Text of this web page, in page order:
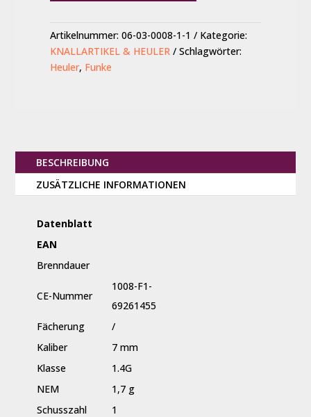
Artikelnummer:06-03-0008-1-1
Kategorie:
KNALLARTIKEL & HEULER
Schlagwörter:
Heuler, Funke
BESCHREIBUNG
ZUSÄTZLICHE INFORMATIONEN
Datenblatt
EAN
Brenndauer
CE-Nummer
1008-F1-
69261455
Fächerung
/
Kaliber
7 mm
Klasse
1.4G
NEM
1,7 g
Schusszahl
1